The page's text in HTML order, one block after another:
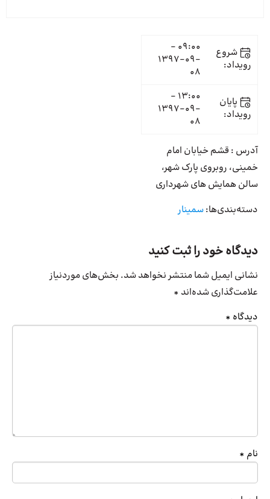
شروع
رویداد:
09:00 -
1397-09-
08
پایان
رویداد:
13:00 -
1397-09-
08
آدرس : قشم خیابان امام
خمینی، روبروی پارک شهر،
سالن همایش های شهرداری
دسته‌بندی‌ها:سمینار
دیدگاه خود را ثبت کنید
نشانی ایمیل شما منتشر نخواهد شد. بخش‌های موردنیاز
علامت‌گذاری شده‌اند *
دیدگاه *
نام *